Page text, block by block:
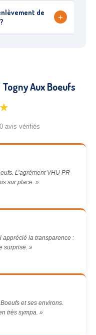
de
+
Aux Boeufs
avis vérifiés
L’agrément VHU PR
sur place. »
apprécié la transparence :
surprise. »
et ses environs.
très sympa. »